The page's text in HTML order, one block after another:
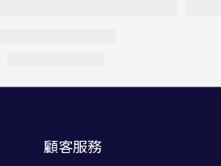
顧客服務